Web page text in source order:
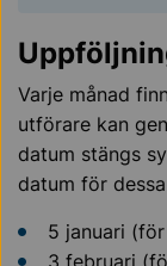
Varje månad
utförare kan
datum stängs
datum för
5 januari
3 februari